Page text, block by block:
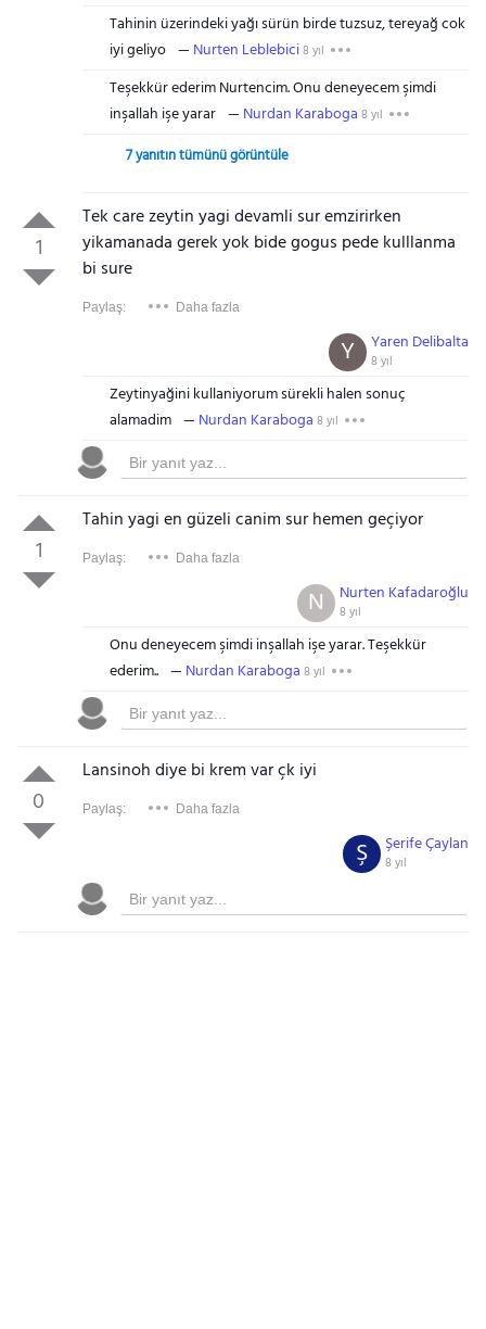
Tahinin üzerindeki yağı sürün birde tuzsuz, tereyağ cok
iyi geliyo
Nurten Leblebici8 yıl
Teşekkür ederim Nurtencim. Onu deneyecem şimdi
inşallah işe yarar
Nurdan Karaboga 8 yıl
7 yanıtın tümünü görüntüle
1
Tek care zeytin yagi devamli sur emzirirken
yikamanada gerek yok bide gogus pede kulllanma
bi sure
Paylaş: Daha fazla
Yaren Delibalta
8 yıl
Y
Zeytinyağini kullaniyorum sürekli halen sonuç
alamadim
Nurdan Karaboga 8 yıl
1
Tahin yagi en güzeli canim sur hemen geçiyor
Paylaş: Daha fazla
Nurten Kafadaroğlu
8 yıl
N
Onu deneyecem şimdi inşallah işe yarar. Teşekkür
ederim..
Nurdan Karaboga 8 yıl
0
Lansinoh diye bi krem var çk iyi
Paylaş: Daha fazla
Şerife Çaylan
8 yıl
Ş